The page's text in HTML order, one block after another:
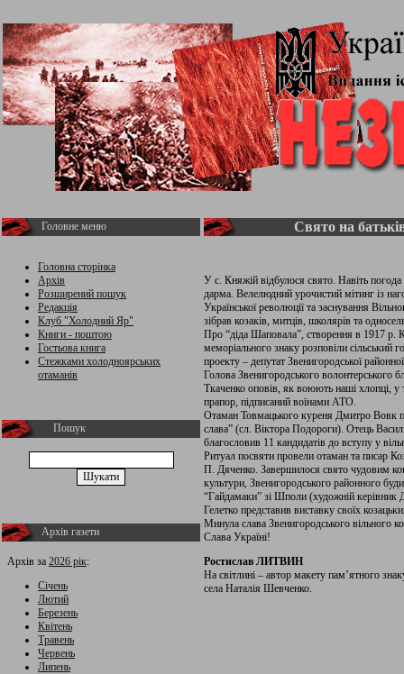
Головне меню
Головна сторінка
Архів
Розширений пошук
Редакція
Клуб "Холодний Яр"
Книги - поштою
Гостьова книга
Стежками холодноярських
отаманів
Пошук
Архів газети
Архів за 2026 рік:
Січень
Лютий
Березень
Квітень
Травень
Червень
Липень
Свято на
У с. Княжій відбулося свято. Навіть погода
дарма. Велелюдний урочистий мітинг із
Української революції та заснування
зібрав козаків, митців, школярів та
Про “діда Шаповала”, створення в 1917 р.
меморіального знаку розповіли
проекту – депутат Звенигородської
Голова Звенигородського волонтерського
Ткаченко оповів, як воюють наші хлопці, у
прапор, підписаний воїнами АТО.
Отаман Товмацького куреня Дмитро Вовк
слава” (сл. Віктора Подороги). Отець
благословив 11 кандидатів до вступу у
Ритуал посвяти провели отаман та писар
П. Дяченко. Завершилося свято чудовим
культури, Звенигородського районного
“Гайдамаки” зі Шполи (художній
Гелетко представив виставку своїх
Минула слава Звенигородського вільного
Слава Україні!
Ростислав ЛИТВИН
На світлині – автор макету пам’ятного
села Наталія Шевченко.